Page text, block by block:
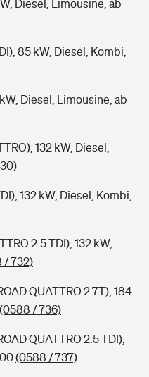
Diesel, Limousine, ab
85 kW, Diesel, Kombi,
Diesel, Limousine, ab
132 kW, Diesel,
132 kW, Diesel, Kombi,
2.5 TDI), 132 kW,
/ 732)
QUATTRO 2.7T), 184
(0588 / 736)
QUATTRO 2.5 TDI),
(0588 / 737)